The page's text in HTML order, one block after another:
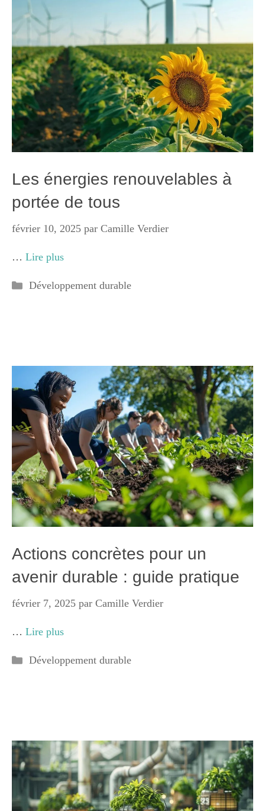
Les énergies renouvelables à
portée de tous
février 10, 2025 par Camille Verdier
… Lire plus
Catégories
Développement durable
Actions concrètes pour un
avenir durable : guide pratique
février 7, 2025 par Camille Verdier
… Lire plus
Catégories
Développement durable